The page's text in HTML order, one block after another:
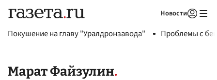
Новости
Покушение на главу "Уралдронзавода" Проблемы с
Марат Файзулин